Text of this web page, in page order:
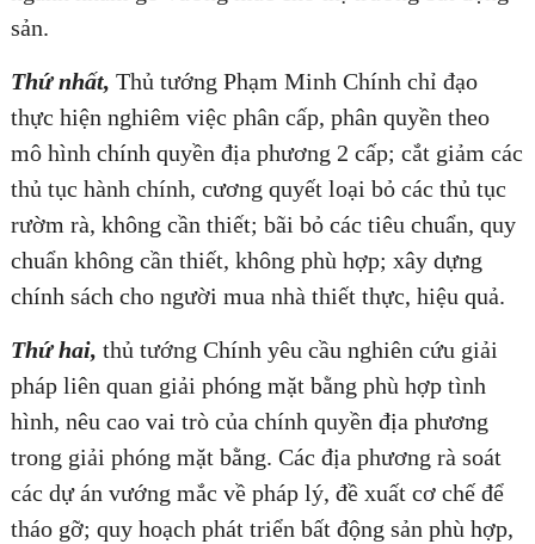
sản.
Thứ nhất, Thủ tướng Phạm Minh Chính chỉ đạo
thực hiện nghiêm việc phân cấp, phân quyền theo
mô hình chính quyền địa phương 2 cấp; cắt giảm các
thủ tục hành chính, cương quyết loại bỏ các thủ tục
rườm rà, không cần thiết; bãi bỏ các tiêu chuẩn, quy
chuẩn không cần thiết, không phù hợp; xây dựng
chính sách cho người mua nhà thiết thực, hiệu quả.
Thứ hai, thủ tướng Chính yêu cầu nghiên cứu giải
pháp liên quan giải phóng mặt bằng phù hợp tình
hình, nêu cao vai trò của chính quyền địa phương
trong giải phóng mặt bằng. Các địa phương rà soát
các dự án vướng mắc về pháp lý, đề xuất cơ chế để
tháo gỡ; quy hoạch phát triển bất động sản phù hợp,